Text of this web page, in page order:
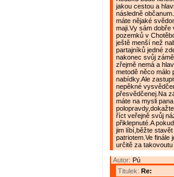
jakou cestou a
následně
máte nějaké
maji.Vy sám dobře
pozemků v
ještě menší než
partajníků jedné
nakonec svůj
zřejmě nemá a
metodě něco málo
nabídky.Ale
nepěkné
přesvědčenej.Na
máte na mysli
říct veřejně svůj
přiklepnuté.A
jim líbí,běžte
patriotem.Ve finále
určitě za
Autor: Pú
Titulek: Re: